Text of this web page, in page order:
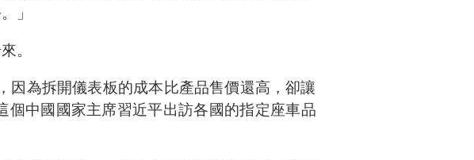
」
。
因為拆開儀表板的成本比產品售價還高，卻讓
中國國家主席習近平出訪各國的指定座車品